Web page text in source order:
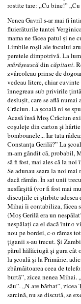
rostite tare: „Cu bine!”
Nenea Gavril s-ar mai fi
fluierăturile tantei
mama ne făcea patul şi ne
Limbile roşii ale focului
peretele dimpotrivă. La
mărăşeascădin căpitani.
zvârcoleau prinse de
vedeau litere, chiar
înnegreau sub privirile
desluşit, care se află
Crăciun. La şcoală ni se
Acasă însă Moş Crăciun
coşuleţe din carton şi
bomboanele... Iar tata
Constanţa Gerilă?” La
m-am gândit că, probabil,
să fi fost, mai ales că la noi
Se adunau seara la noi
dacă rămân. În sat unii
nesfârşită (vor fi fost mai
discuţiile ei ştirbite adesea
Mihai îi contabiliza, făcea
(Moş Gerilă era un
nespălaţi ca el dacă într-o
nou pe bordei, c-o rămas
ţiganii s-au trecut. Şi
părul hălăciugă şi gura cât
la şcoală şi la Primărie,
zbârnâitoarea ceea de
burtă”, zicea nenea Mihai.
său”. „N-are bărbat”,
sarcină, nu se discută, se